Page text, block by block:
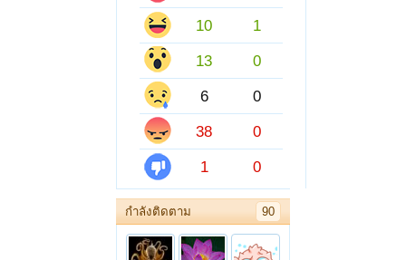
10
1
13
0
6
0
38
0
1
0
กำลังติดตาม 90